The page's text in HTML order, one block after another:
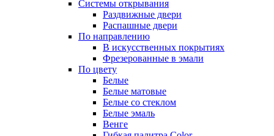
Системы открывания
Раздвижные двери
Распашные двери
По направлению
В искусственных покрытиях
Фрезерованные в эмали
По цвету
Белые
Белые матовые
Белые со стеклом
Белые эмаль
Венге